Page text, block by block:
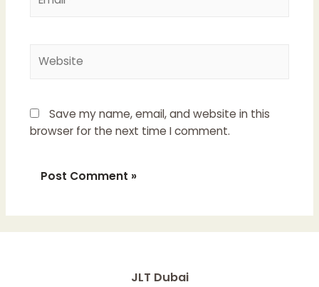
Save my name, email, and website in this
browser for the next time I comment.
JLT Dubai